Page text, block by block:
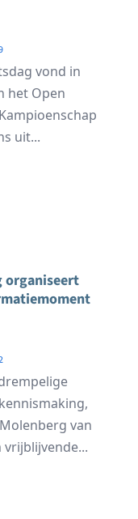
vond in
het Open
uit...
organiseert
van